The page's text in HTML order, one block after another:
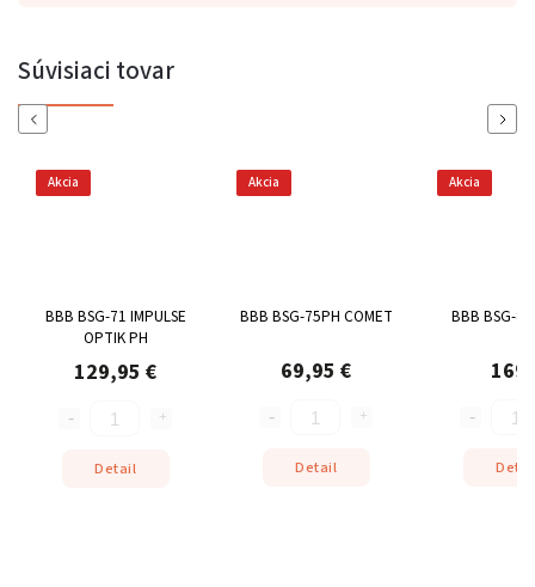
Súvisiaci tovar
Previous
Akcia
BBB BSG-71 IMPULSE
OPTIK PH
129,95 €
Detail
Akcia
BBB BSG-75PH COMET
69,95 €
Detail
Akcia
BBB BSG-
169
Next